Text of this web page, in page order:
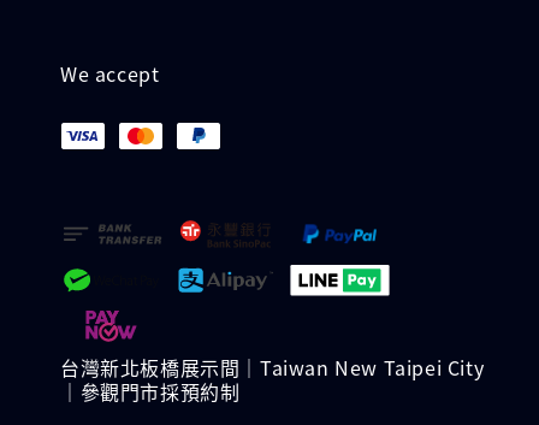
We accept
台灣新北板橋展示間｜Taiwan New Taipei City
｜參觀門市採預約制